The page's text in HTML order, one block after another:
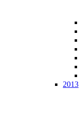
2013